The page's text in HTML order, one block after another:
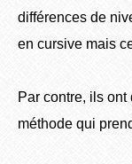
différences de
en cursive mais
Par contre, ils
méthode qui